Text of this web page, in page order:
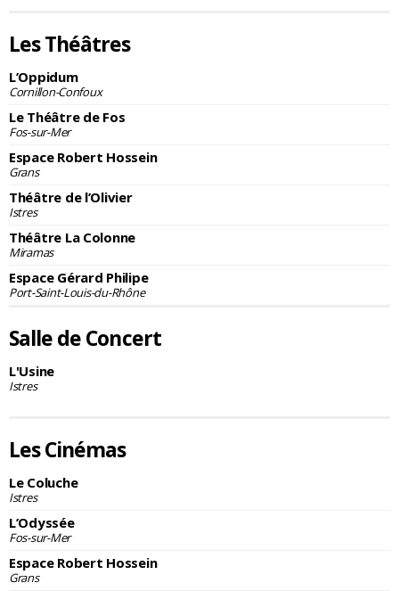
Les Théâtres
L’Oppidum
Cornillon-Confoux
Le Théâtre de Fos
Fos-sur-Mer
Espace Robert Hossein
Grans
Théâtre de l’Olivier
Istres
Théâtre La Colonne
Miramas
Espace Gérard Philipe
Port-Saint-Louis-du-Rhône
Salle de Concert
L'Usine
Istres
Les Cinémas
Le Coluche
Istres
L’Odyssée
Fos-sur-Mer
Espace Robert Hossein
Grans